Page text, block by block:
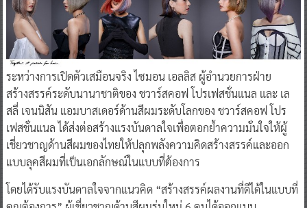
ระหว่างการเปิดตัวเสมือนจริง ไซมอน เอลลิส ผู้อำนวยการฝ่าย
สร้างสรรค์ระดับนานาชาติของ ชวาร์สคอฟ โปรเฟสชั่นแนล และ เล
สลี่ เจนนิสัน แอมบาสเดอร์ด้านสีผมระดับโลกของ ชวาร์สคอฟ โปร
เฟสชั่นแนล ได้ส่งต่อสร้างแรงบันดาลใจเพื่อตอกย้ำความมั่นใจให้ผู้
เชี่ยวชาญด้านสีผมของไทยให้ปลุกพลังความคิดสร้างสรรค์และออก
แบบลุคสีผมที่เป็นเอกลักษณ์ในแบบที่ต้องการ
โดยได้รับแรงบันดาลใจจากแนวคิด “สร้างสรรค์ผลงานที่ดีได้ในแบบที่